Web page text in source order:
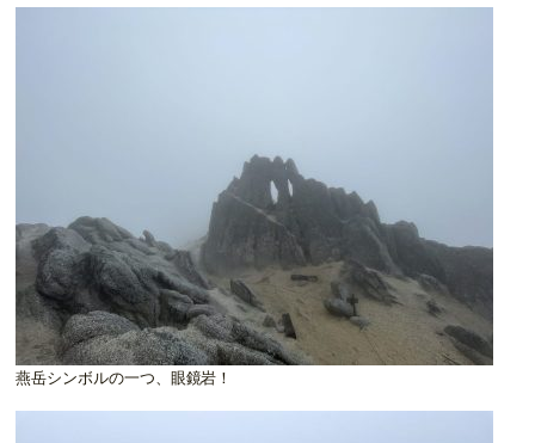
燕岳シンボルの一つ、眼鏡岩！